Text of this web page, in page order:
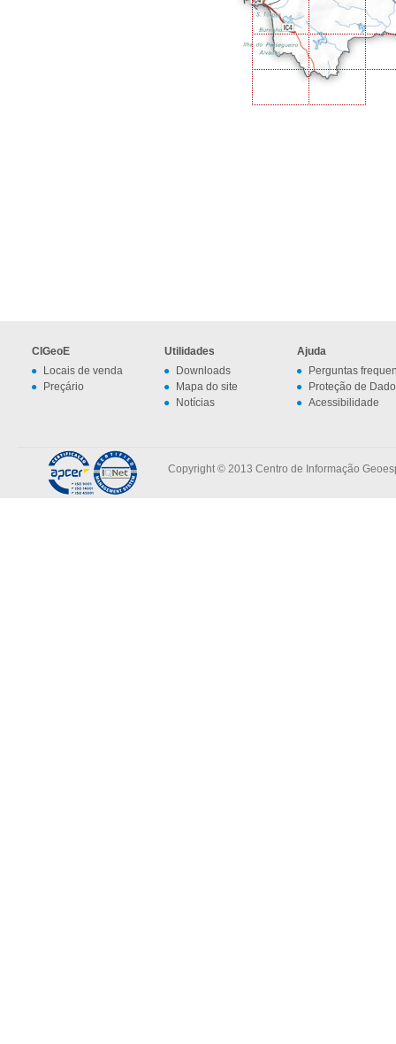
CIGeoE
Locais de venda
Preçário
Utilidades
Downloads
Mapa do site
Notícias
Ajuda
Perguntas
Proteção de
Acessibilidade
Copyright © 2013 Centro de Informação